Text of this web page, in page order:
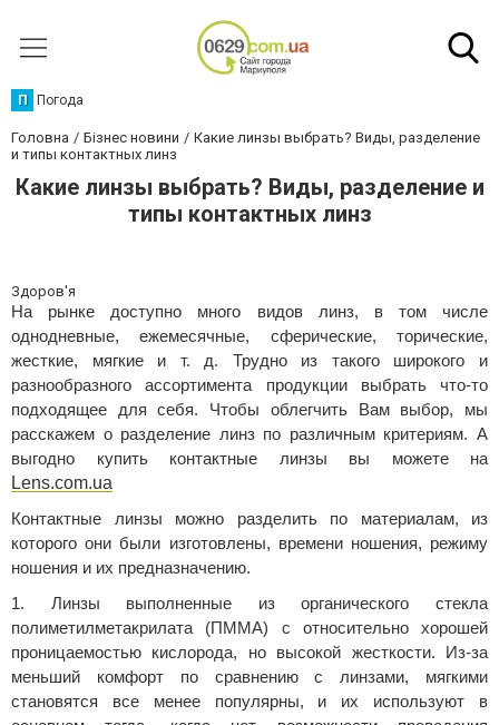
П Погода
Головна Бізнес новини
Какие линзы выбрать? Виды, разделение
и типы контактных линз
Какие линзы выбрать? Виды, разделение и
типы контактных линз
Здоров'я
На рынке доступно много видов линз, в том числе
однодневные, ежемесячные, сферические, торические,
жесткие, мягкие и т. д. Трудно из такого широкого и
разнообразного ассортимента продукции выбрать что-то
подходящее для себя. Чтобы облегчить Вам выбор, мы
расскажем о разделение линз по различным критериям. А
выгодно купить контактные линзы вы можете на
Lens.com.ua
Контактные линзы можно разделить по материалам, из
которого они были изготовлены, времени ношения, режиму
ношения и их предназначению.
1. Линзы выполненные из органического стекла
полиметилметакрилата (ПММА) с относительно хорошей
проницаемостью кислорода, но высокой жесткости. Из-за
меньший комфорт по сравнению с линзами, мягкими
становятся все менее популярны, и их используют в